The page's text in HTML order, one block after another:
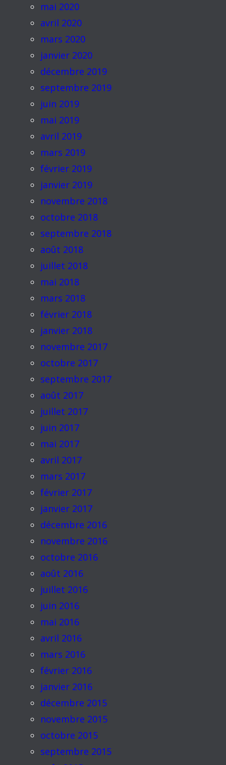
mai 2020
avril 2020
mars 2020
janvier 2020
décembre 2019
septembre 2019
juin 2019
mai 2019
avril 2019
mars 2019
février 2019
janvier 2019
novembre 2018
octobre 2018
septembre 2018
août 2018
juillet 2018
mai 2018
mars 2018
février 2018
janvier 2018
novembre 2017
octobre 2017
septembre 2017
août 2017
juillet 2017
juin 2017
mai 2017
avril 2017
mars 2017
février 2017
janvier 2017
décembre 2016
novembre 2016
octobre 2016
août 2016
juillet 2016
juin 2016
mai 2016
avril 2016
mars 2016
février 2016
janvier 2016
décembre 2015
novembre 2015
octobre 2015
septembre 2015